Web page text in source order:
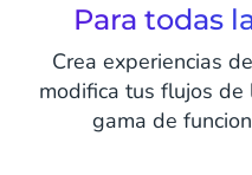
Para todas
Crea experiencias
modifica tus flujos
gama de